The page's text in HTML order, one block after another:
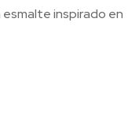
esmalte inspirado en